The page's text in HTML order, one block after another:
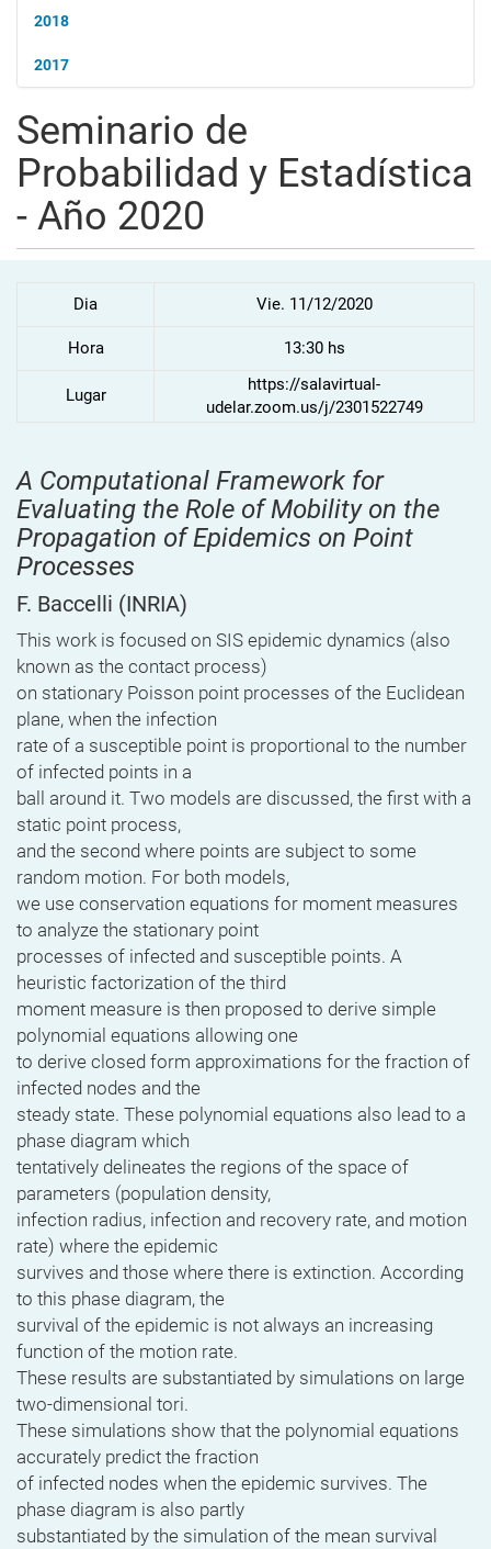
2018
2017
Seminario de
Probabilidad y Estadística
- Año 2020
Dia Vie. 11/12/2020
Hora 13:30 hs
Lugar
https://salavirtual-
udelar.zoom.us/j/2301522749
A Computational Framework for
Evaluating the Role of Mobility on the
Propagation of Epidemics on Point
Processes
F. Baccelli (INRIA)
This work is focused on SIS epidemic dynamics (also
known as the contact process)
on stationary Poisson point processes of the Euclidean
plane, when the infection
rate of a susceptible point is proportional to the number
of infected points in a
ball around it. Two models are discussed, the first with a
static point process,
and the second where points are subject to some
random motion. For both models,
we use conservation equations for moment measures
to analyze the stationary point
processes of infected and susceptible points. A
heuristic factorization of the third
moment measure is then proposed to derive simple
polynomial equations allowing one
to derive closed form approximations for the fraction of
infected nodes and the
steady state. These polynomial equations also lead to a
phase diagram which
tentatively delineates the regions of the space of
parameters (population density,
infection radius, infection and recovery rate, and motion
rate) where the epidemic
survives and those where there is extinction. According
to this phase diagram, the
survival of the epidemic is not always an increasing
function of the motion rate.
These results are substantiated by simulations on large
two-dimensional tori.
These simulations show that the polynomial equations
accurately predict the fraction
of infected nodes when the epidemic survives. The
phase diagram is also partly
substantiated by the simulation of the mean survival